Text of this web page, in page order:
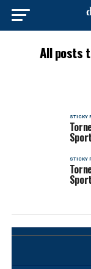
All posts
STICKY
STICKY